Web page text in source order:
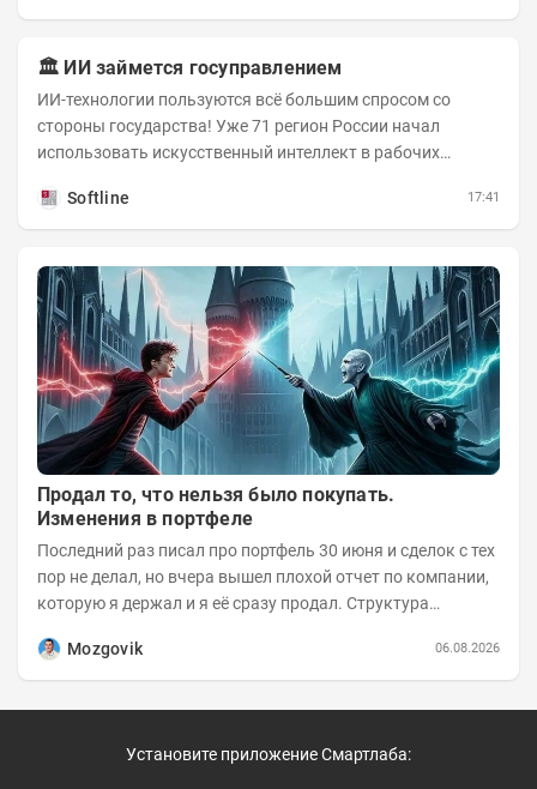
🏛️ ИИ займется госуправлением
ИИ-технологии пользуются всё большим спросом со
стороны государства! Уже 71 регион России начал
использовать искусственный интеллект в рабочих
Softline
17:41
Продал то, что нельзя было покупать.
Изменения в портфеле
Последний раз писал про портфель 30 июня и сделок с тех
пор не делал, но вчера вышел плохой отчет по компании,
которую я держал и я её сразу продал. Структура
Mozgovik
06.08.2026
Установите приложение Смартлаба: